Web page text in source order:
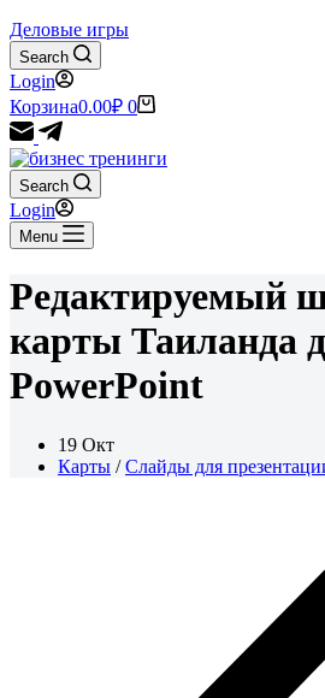
Деловые игры
Search
Login
Корзина0.00₽ 0
Search
Login
Menu
Редактируемый
карты Таиланда
PowerPoint
19 Окт
Карты /Слайды для